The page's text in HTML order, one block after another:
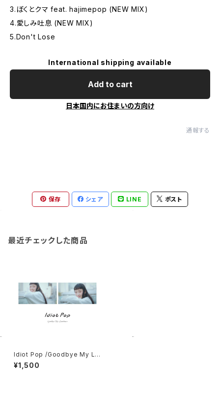
3.ぼくとクマ feat. hajimepop (NEW MIX)
4.愛しみ吐息 (NEW MIX)
5.Don't Lose
International shipping available
Add to cart
日本国内にお住まいの方向け
通報する
保存 シェア LINE ポスト
最近チェックした商品
Idiot Pop /Goodbye My Lo
neliness
¥1,500